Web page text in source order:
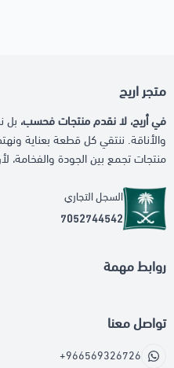
متجر اريج
في أريج، لا نقدم منتجات فحسب، بل
والأناقة. ننتقي كل قطعة بعناية
منتجات تجمع بين الجودة والفخامة،
السجل التجاري
7052744542
روابط مهمة
تواصل معنا
+966569326726